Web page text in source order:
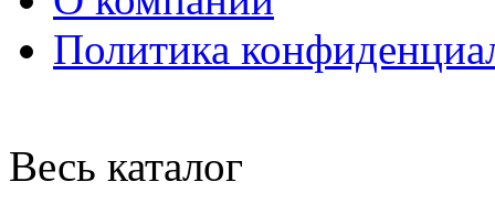
Политика
Весь каталог